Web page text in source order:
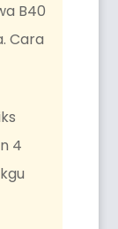
B40
Cara
4